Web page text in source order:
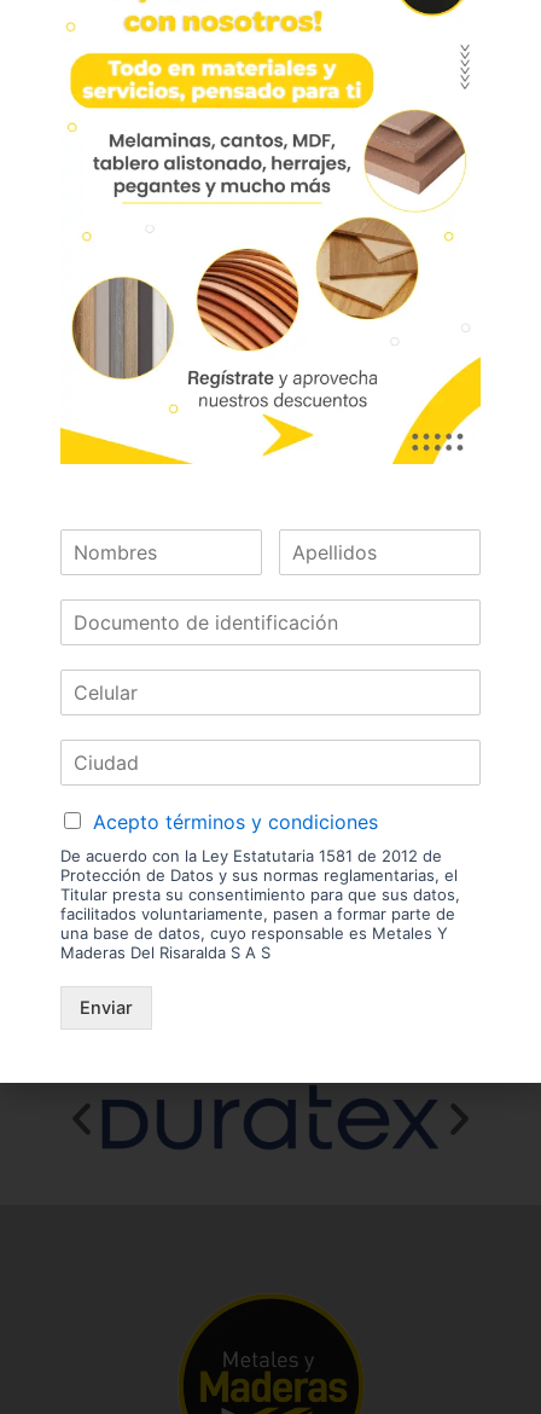
Duratex
Dimensiones:
183 x 244
Disponible en texturas:
Soft
Supercor – Unicor – Superfondo
Características:
Resistencia al desgaste, al impacto, a
rayones, a agentes químicos y altas
temperaturas.
Se puede usar vertical y horizontalmente
en superficies de tráfico medio
Disponible con tecnología RH (Resistencia
mismas características.
Disponibles: Sobre pedido:
4.0, 5.5, 15, 18, 36 9, 12, 25, 30
¿Necesitas asesoría?
Las imágenes mostradas son de referencia y los colores podrían variar
en físico. Los costos de envío son variables y serán asumidos por el
tenemos sucursal. Disponibilidad de mercancía sujeta a verificación de
inventario. Precio sujeto a cambios sin previo aviso.
Nuestras
Marcas
Acepto términos y condiciones
De acuerdo con la Ley Estatutaria 1581 de 2012 de
Protección de Datos y sus normas reglamentarias, el
Titular presta su consentimiento para que sus datos,
facilitados voluntariamente, pasen a formar parte de
una base de datos, cuyo responsable es Metales Y
Maderas Del Risaralda S A S
Enviar